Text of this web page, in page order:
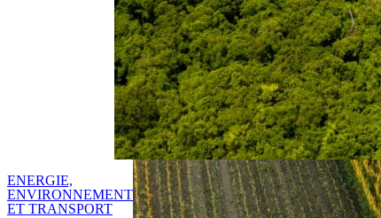
ENERGIE,
ENVIRONNEMENT
ET TRANSPORT